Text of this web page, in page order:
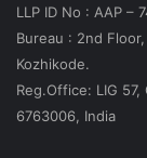
LLP ID No : AAP –
Bureau : 2nd
Kozhikode.
Reg.Office: LIG
6763006, India